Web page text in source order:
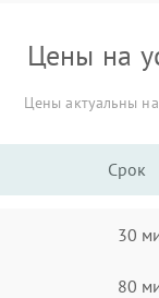
Цены на
Цены актуальны
Срок
30
80